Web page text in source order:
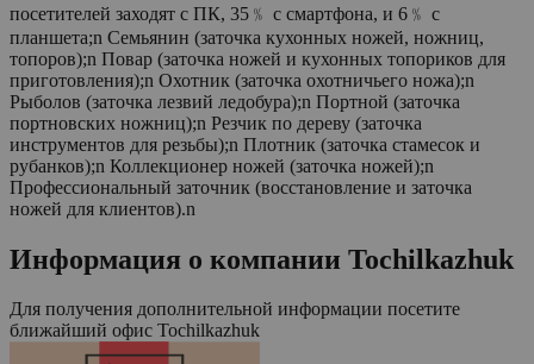
посетителей заходят с ПК, 35﹪ с смартфона, и 6﹪ с
планшета;n Семьянин (заточка кухонных ножей, ножниц,
топоров);n Повар (заточка ножей и кухонных топориков для
приготовления);n Охотник (заточка охотничьего ножа);n
Рыболов (заточка лезвий ледобура);n Портной (заточка
портновских ножниц);n Резчик по дереву (заточка
инструментов для резьбы);n Плотник (заточка стамесок и
рубанков);n Коллекционер ножей (заточка ножей);n
Профессиональный заточник (восстановление и заточка
ножей для клиентов).n
Информация о компании Tochilkazhuk
Для получения дополнительной информации посетите
ближайший офис Tochilkazhuk